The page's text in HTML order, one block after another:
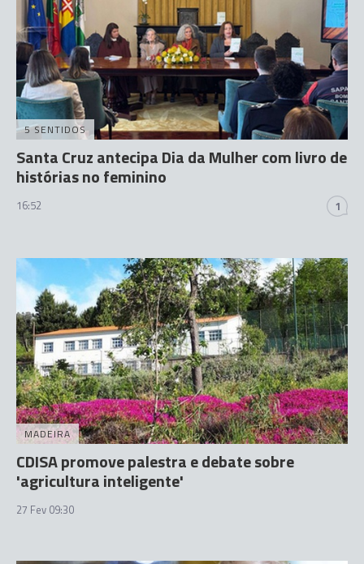
5 SENTIDOS
Santa Cruz antecipa Dia da Mulher com livro de
histórias no feminino
16:52 1
MADEIRA
CDISA promove palestra e debate sobre
'agricultura inteligente'
27 Fev 09:30